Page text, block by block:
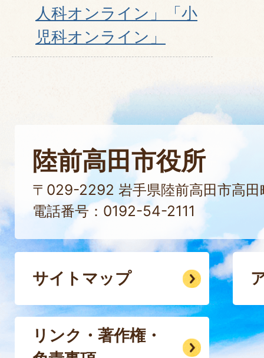
人科オンライン」「小
児科オンライン」
陸前高田市役所
〒029-2292 岩手県陸前高田市高田
電話番号：0192-54-2111
サイトマップ
リンク・著作権・